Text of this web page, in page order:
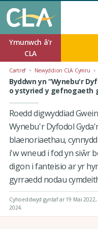
Ymunwch â'r
CLA
Cartref Newyddion CLA Cymru
Byddwn yn “Wynebu'r
o ystyried y gefnogaeth
Roedd digwyddiad
Wynebu'r Dyfodol
blaenoriaethau,
i'w wneud i fod yn siŵr
digon i fanteisio ar yr
gyrraedd nodau
Cyhoeddwyd gyntaf ar 19 Mai 2022
2024.